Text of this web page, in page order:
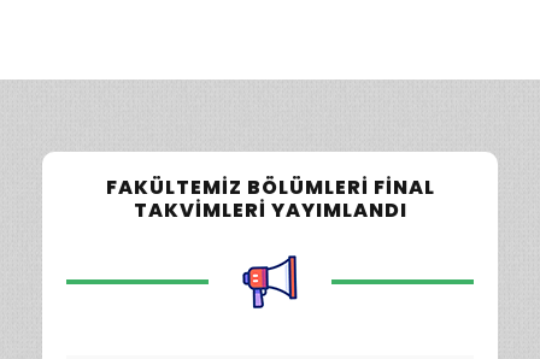
FAKÜLTEMIZ BÖLÜMLERI FINAL
TAKVIMLERI YAYIMLANDI